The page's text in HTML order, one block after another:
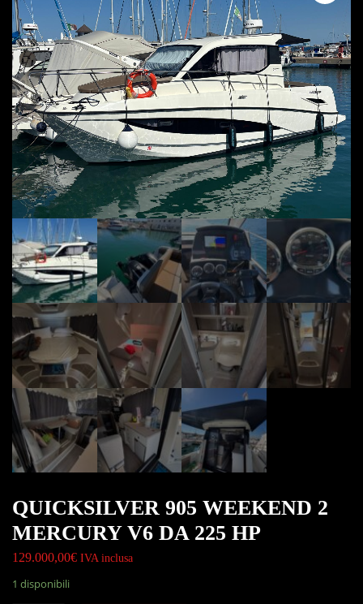
QUICKSILVER 905 WEEKEND 2
MERCURY V6 DA 225 HP
129.000,00€ IVA inclusa
1 disponibili